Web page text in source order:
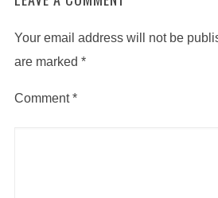
Your email address will not be
are marked *
Comment*